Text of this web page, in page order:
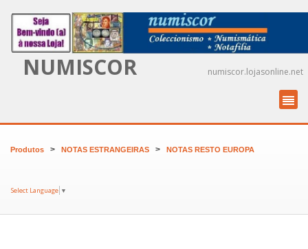
NUMISCOR numiscor.lojasonline.net
Produtos > NOTAS ESTRANGEIRAS > NOTAS RESTO EUROPA
Select Language ▼